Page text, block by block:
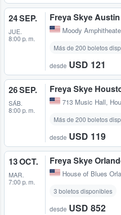
24 SEP.
JUE.
8:00 p. m.
Freya Skye Austin
Moody
Más de 200 boletos
desde USD 121
26 SEP.
SÁB.
8:00 p. m.
Freya Skye
713 Music Hall,
Más de 200 boletos
desde USD 119
13 OCT.
MAR.
7:00 p. m.
Freya Skye
House of Blues
3 boletos disponibles
desde USD 852